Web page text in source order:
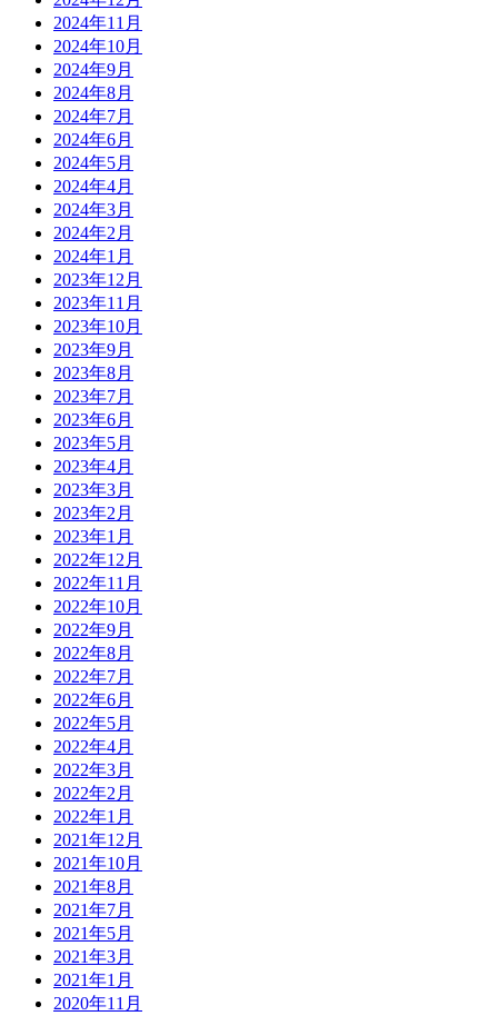
2024年11月
2024年10月
2024年9月
2024年8月
2024年7月
2024年6月
2024年5月
2024年4月
2024年3月
2024年2月
2024年1月
2023年12月
2023年11月
2023年10月
2023年9月
2023年8月
2023年7月
2023年6月
2023年5月
2023年4月
2023年3月
2023年2月
2023年1月
2022年12月
2022年11月
2022年10月
2022年9月
2022年8月
2022年7月
2022年6月
2022年5月
2022年4月
2022年3月
2022年2月
2022年1月
2021年12月
2021年10月
2021年8月
2021年7月
2021年5月
2021年3月
2021年1月
2020年11月